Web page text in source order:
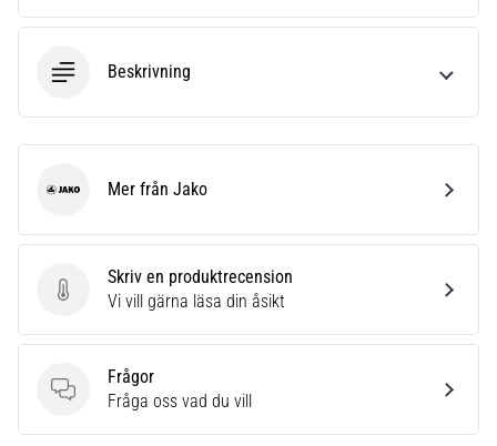
Beskrivning
Skriv en produktrecension
Skriv en produktrecension
Vi vill gärna läsa din åsikt
Frågor
Frågor
Fråga oss vad du vill
Jako Mer från Jako